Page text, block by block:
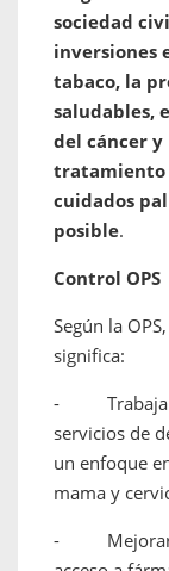
sociedad
inversiones
tabaco, la
saludables,
del cáncer y
tratamiento
cuidados
posible.
Control OPS
Según la
significa:
- Trabajar
servicios de
un enfoque
mama y
- Mejorar la